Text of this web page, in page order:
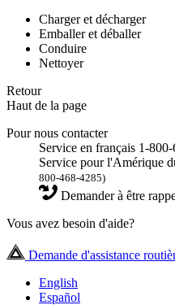
Charger et décharger
Emballer et déballer
Conduire
Nettoyer
Retour
Haut de la page
Pour nous contacter
Service en français 1-
Service pour l'Amérique
800-468-4285)
Demander à être
Vous avez besoin d'aide?
Demande d'assistance
English
Español